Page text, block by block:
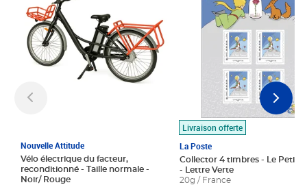
Nouvelle Attitude
Vélo électrique du facteur,
reconditionné - Taille normale -
Noir/ Rouge
Livraison offerte
La Poste
Collector 4 timbres - Le Petit
- Lettre Verte
20g / France